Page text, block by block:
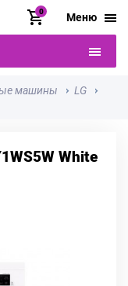
0 Меню
машины
LG
White